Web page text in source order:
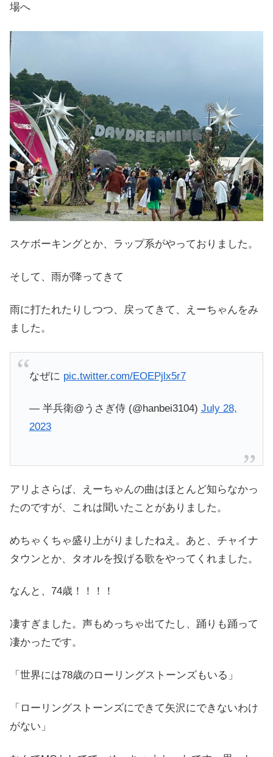
場へ
スケボーキングとか、ラップ系がやっておりました。
そして、雨が降ってきて
雨に打たれたりしつつ、戻ってきて、えーちゃんをみ
ました。
なぜに pic.twitter.com/EOEPjlx5r7
— 半兵衛@うさぎ侍 (@hanbei3104) July 28,
2023
アリよさらば、えーちゃんの曲はほとんど知らなかっ
たのですが、これは聞いたことがありました。
めちゃくちゃ盛り上がりましたねえ。あと、チャイナ
タウンとか、タオルを投げる歌をやってくれました。
なんと、74歳！！！！
凄すぎました。声もめっちゃ出てたし、踊りも踊って
凄かったです。
「世界には78歳のローリングストーンズもいる」
「ローリングストーンズにできて矢沢にできないわけ
がない」